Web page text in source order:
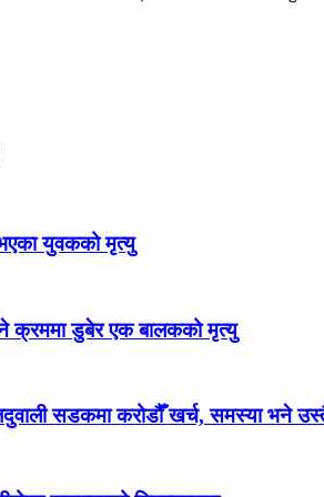
युवकको मृत्यु
क्रममा डुबेर एक बालकको मृत्यु
सडकमा करोडौँ खर्च, समस्या भने